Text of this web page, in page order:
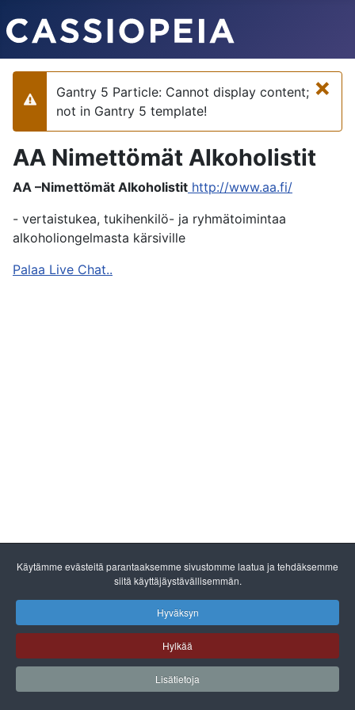
×
Varoitus
Gantry 5 Particle: Cannot display content;
not in Gantry 5 template!
AA Nimettömät Alkoholistit
AA –Nimettömät Alkoholistit http://www.aa.fi/
- vertaistukea, tukihenkilö- ja ryhmätoimintaa
alkoholiongelmasta kärsiville
Palaa Live Chat..
Käytämme evästeitä parantaaksemme sivustomme laatua ja tehdäksemme
siitä käyttäjäystävällisemmän.
Hyväksyn
Hylkää
Lisätietoja